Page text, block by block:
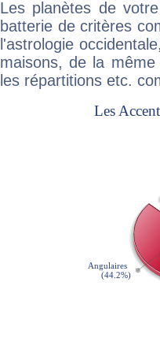
Les planètes de
batterie de critères
l'astrologie
maisons, de la
les répartitions etc.